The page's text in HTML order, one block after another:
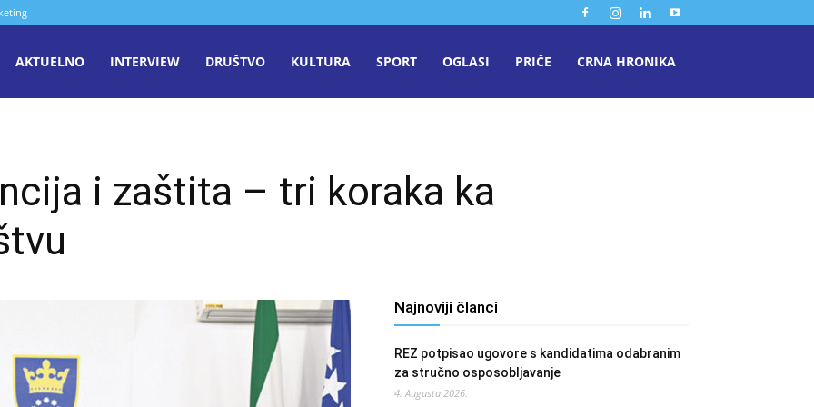
AKTUELNO INTERVIEW DRUŠTVO KULTURA SPORT OGLASI PRIČE CRNA HRONIKA
i zaštita – tri koraka ka
Najnoviji članci
REZ potpisao ugovore s kandidatima odabranim
za stručno osposobljavanje
4. Augusta 2026.